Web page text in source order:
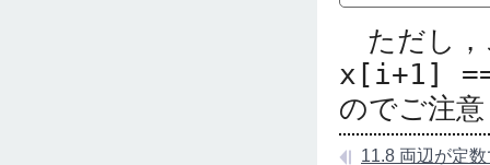
ただし，
x[i+1]
のでご注
11.8 両辺が定